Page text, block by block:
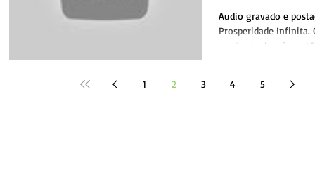
Audio gravado e
Prosperidade Infinita.
mediante doações.
1
2 3 4 5